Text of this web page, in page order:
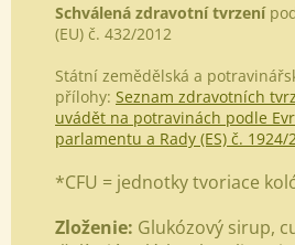
Schválená zdravotní tvrzení
(EU) č. 432/2012
Státní zemědělská a
přílohy: Seznam zdravotních
uvádět na potravinách podle
parlamentu a Rady (ES) č. 1924/
*CFU = jednotky tvoriace
Zloženie: Glukózový sirup,